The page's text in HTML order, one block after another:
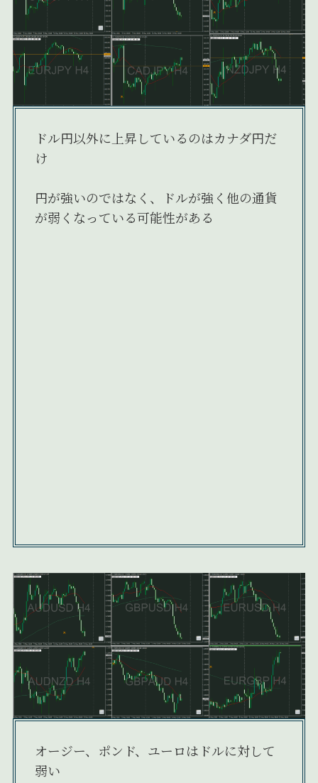
ドル円以外に上昇しているのはカナダ円だ
け
円が強いのではなく、ドルが強く他の通貨
が弱くなっている可能性がある
オージー、ポンド、ユーロはドルに対して
弱い